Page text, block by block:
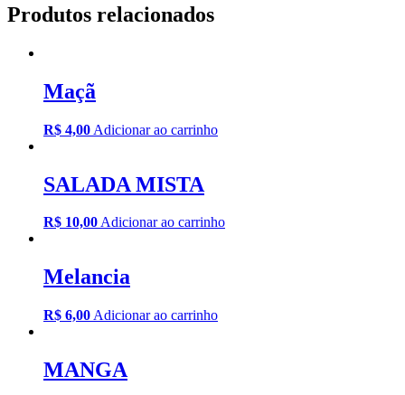
Produtos relacionados
Maçã
R$ 4,00 Adicionar ao carrinho
SALADA MISTA
R$ 10,00Adicionar ao carrinho
Melancia
R$ 6,00 Adicionar ao carrinho
MANGA